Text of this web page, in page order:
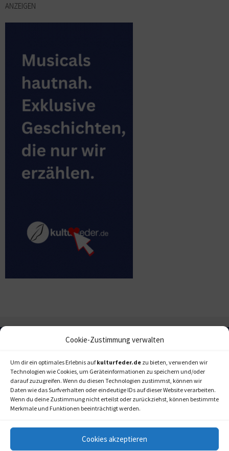
Cookie-Zustimmung verwalten
Um dir ein optimales Erlebnis aufkulturfeder.de zu bieten, verwenden wir
Technologien wie Cookies, um Geräteinformationen zu speichern und/oder
darauf zuzugreifen. Wenn du diesen Technologien zustimmst, können wir
Daten wie das Surfverhalten oder eindeutige IDs auf dieser Website verarbeiten.
Wenn du deine Zustimmung nicht erteilst oder zurückziehst, können bestimmte
Merkmale und Funktionen beeinträchtigt werden.
Cookies akzeptieren
ANZEIGEN